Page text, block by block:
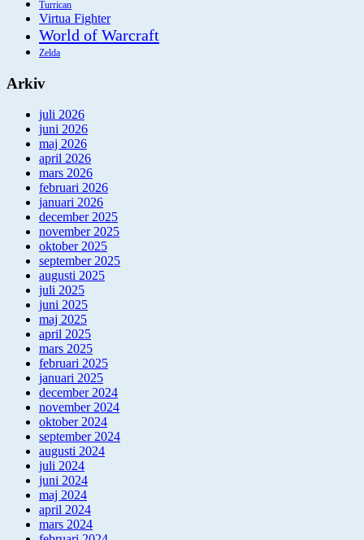
Turrican
Virtua Fighter
World of Warcraft
Zelda
Arkiv
juli 2026
juni 2026
maj 2026
april 2026
mars 2026
februari 2026
januari 2026
december 2025
november 2025
oktober 2025
september 2025
augusti 2025
juli 2025
juni 2025
maj 2025
april 2025
mars 2025
februari 2025
januari 2025
december 2024
november 2024
oktober 2024
september 2024
augusti 2024
juli 2024
juni 2024
maj 2024
april 2024
mars 2024